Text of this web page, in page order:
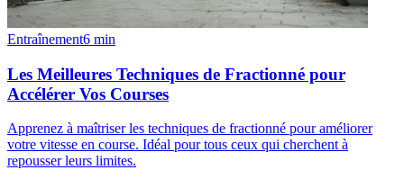
Entraînement6 min
Les Meilleures Techniques de Fractionné pour
Accélérer Vos Courses
Apprenez à maîtriser les techniques de fractionné pour améliorer
votre vitesse en course. Idéal pour tous ceux qui cherchent à
repousser leurs limites.